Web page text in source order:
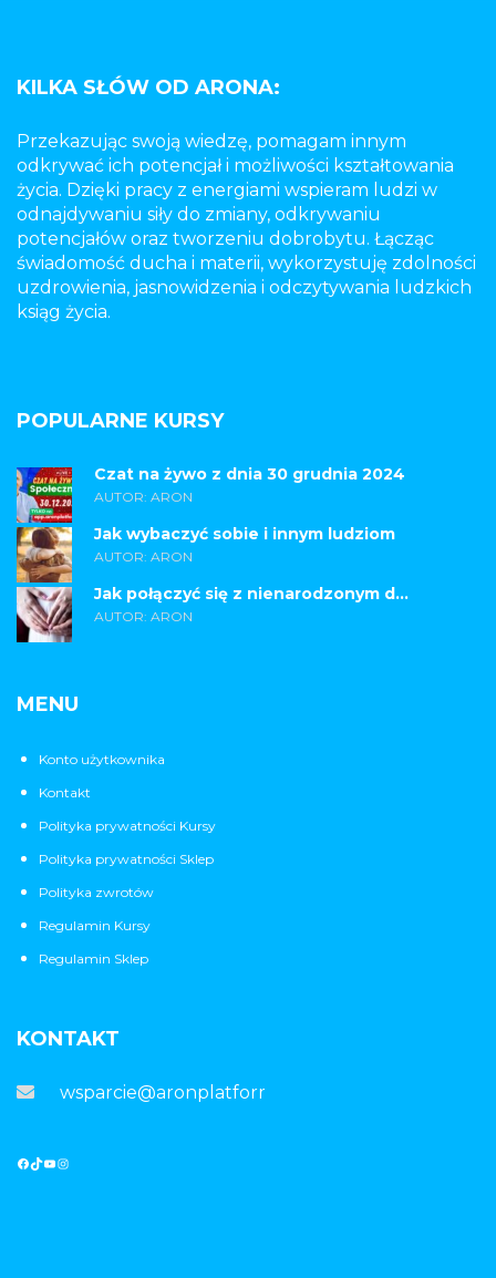
KILKA SŁÓW OD ARONA:
Przekazując swoją wiedzę, pomagam innym
odkrywać ich potencjał i możliwości kształtowania
życia. Dzięki pracy z energiami wspieram ludzi w
odnajdywaniu siły do zmiany, odkrywaniu
potencjałów oraz tworzeniu dobrobytu. Łącząc
świadomość ducha i materii, wykorzystuję zdolności
uzdrowienia, jasnowidzenia i odczytywania ludzkich
ksiąg życia.
POPULARNE KURSY
Czat na żywo z dnia 30 grudnia 2024
AUTOR: ARON
Jak wybaczyć sobie i innym ludziom
AUTOR: ARON
Jak połączyć się z nienarodzonym d...
AUTOR: ARON
MENU
Konto użytkownika
Kontakt
Polityka prywatności Kursy
Polityka prywatności Sklep
Polityka zwrotów
Regulamin Kursy
Regulamin Sklep
KONTAKT
wsparcie@aronplatforma.pl